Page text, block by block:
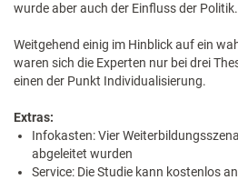
wurde aber auch der Einfluss der Politik.
Weitgehend einig im Hinblick auf ein
waren sich die Experten nur bei drei
einen der Punkt Individualisierung.
Extras:
Infokasten: Vier
abgeleitet wurden
Service: Die Studie kann kostenlos